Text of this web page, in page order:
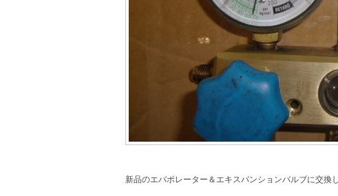
新品のエバポレーター＆エキスパンションバルブに交換